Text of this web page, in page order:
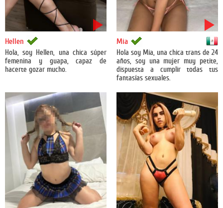
Hellen
Hola, soy Hellen, una chica súper
femenina y guapa, capaz de
hacerte gozar mucho.
Mia
Hola soy Mia, una chica trans de 24
años, soy una mujer muy petite,
dispuesta a cumplir todas tus
fantasías sexuales.